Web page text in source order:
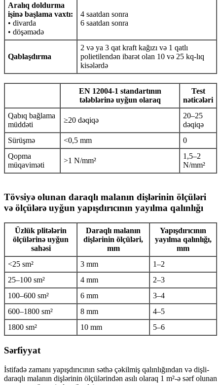
Aralıq doldurma
işinə başlama vaxtı:
• divarda
• döşəmədə
4 saatdan sonra
6 saatdan sonra
Qablaşdırma
2 və ya 3 qat kraft kağızı və 1 qatlı
polietilendən ibarət olan 10 və 25 kq-lıq
kisələrdə
EN 12004-1 standartının
tələblərinə uyğun olaraq
Test
nəticələri
Qabıq bağlama
müddəti
≥20 dəqiqə
20–25
dəqiqə
Sürüşmə
<0,5 mm
0
Qopma
müqaviməti
>1 N/mm²
1,5–2
N/mm²
Tövsiyə olunan daraqlı malanın dişlərinin ölçüləri
və ölçülərə uyğun yapışdırıcının yayılma qalınlığı
Üzlük plitələrin
ölçülərinə uyğun
sahəsi
Daraqlı malanın
dişlərinin ölçüləri,
mm
Yapışdırıcının
yayılma qalınlığı,
mm
<25 sm²
3 mm
1–2
25–100 sm²
4 mm
2–3
100–600 sm²
6 mm
3–4
600–1800 sm²
8 mm
4–5
1800 sm²
10 mm 5–6
Sərfiyyat
İstifadə zamanı yapışdırıcının səthə çəkilmiş qalınlığından və dişli-
daraqlı malanın dişlərinin ölçülərindən asılı olaraq 1 m²-ə sərf olunan